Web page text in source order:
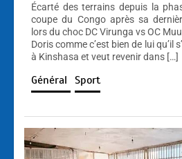
Écarté des terrains depuis la
coupe du Congo après sa
lors du choc DC Virunga vs OC
Doris comme c’est bien de lui qu’il
à Kinshasa et veut revenir dans […]
Général Sport